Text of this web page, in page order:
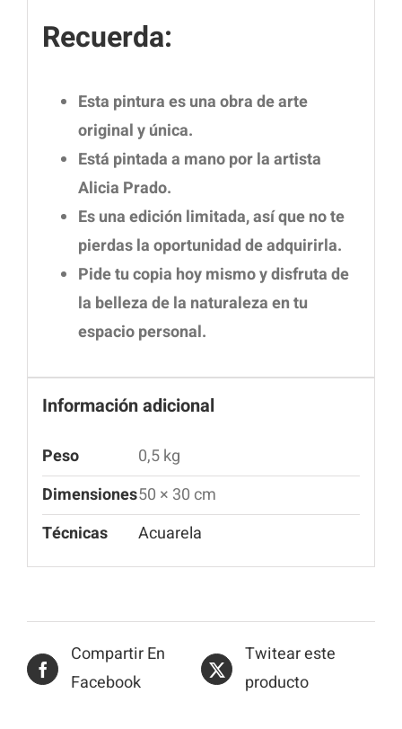
Recuerda:
Esta pintura es una obra de arte
original y única.
Está pintada a mano por la artista
Alicia Prado.
Es una edición limitada, así que no te
pierdas la oportunidad de adquirirla.
Pide tu copia hoy mismo y disfruta de
la belleza de la naturaleza en tu
espacio personal.
Información adicional
Peso
0,5 kg
Dimensiones50 × 30 cm
Técnicas
Acuarela
Compartir En
Facebook
Twitear este
producto